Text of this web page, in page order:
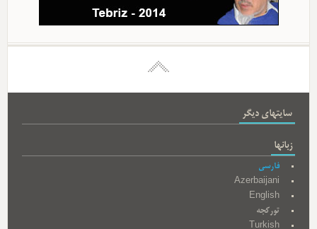
سایتهای دیگر
زبانها
فارسی
Azerbaijani
English
تورکجه
Turkish